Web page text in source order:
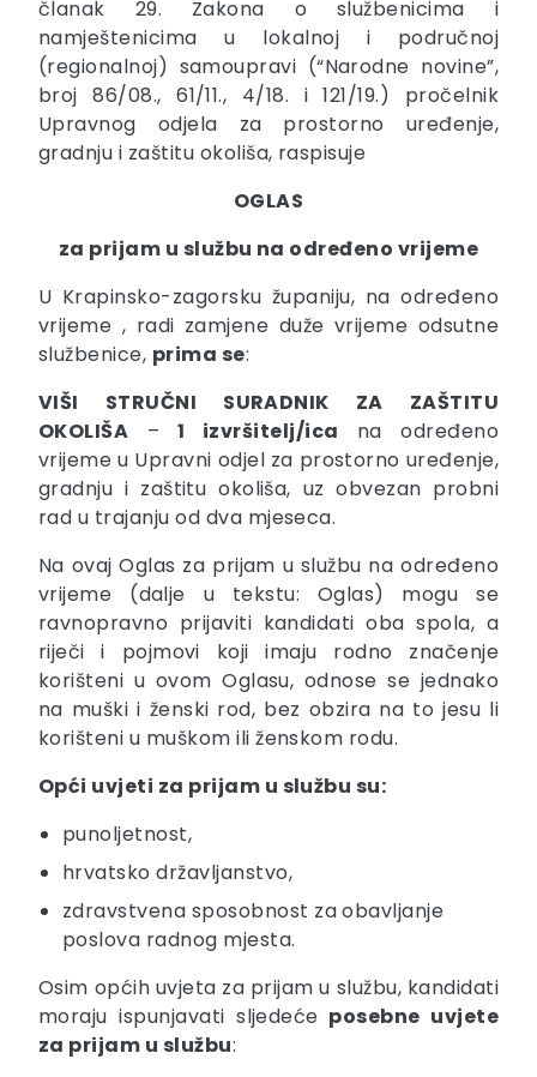
članak 29. Zakona o službenicima i
namještenicima u lokalnoj i područnoj
(regionalnoj) samoupravi (“Narodne novine”,
broj 86/08., 61/11., 4/18. i 121/19.) pročelnik
Upravnog odjela za prostorno uređenje,
gradnju i zaštitu okoliša, raspisuje
OGLAS
za prijam u službu na određeno vrijeme
U Krapinsko-zagorsku županiju, na određeno
vrijeme , radi zamjene duže vrijeme odsutne
službenice, prima se:
VIŠI STRUČNI SURADNIK ZA ZAŠTITU
OKOLIŠA –1 izvršitelj/ica na određeno
vrijeme u Upravni odjel za prostorno uređenje,
gradnju i zaštitu okoliša, uz obvezan probni
rad u trajanju od dva mjeseca.
Na ovaj Oglas za prijam u službu na određeno
vrijeme (dalje u tekstu: Oglas) mogu se
ravnopravno prijaviti kandidati oba spola, a
riječi i pojmovi koji imaju rodno značenje
korišteni u ovom Oglasu, odnose se jednako
na muški i ženski rod, bez obzira na to jesu li
korišteni u muškom ili ženskom rodu.
Opći uvjeti za prijam u službu su:
punoljetnost,
hrvatsko državljanstvo,
zdravstvena sposobnost za obavljanje
poslova radnog mjesta.
Osim općih uvjeta za prijam u službu, kandidati
moraju ispunjavati sljedeće posebne uvjete
za prijam u službu: